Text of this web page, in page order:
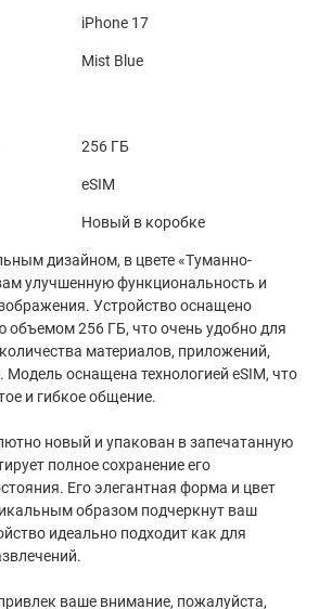
iPhone 17
Mist Blue
256 ГБ
eSIM
Новый в коробке
дизайном, в цвете «Туманно-
улучшенную функциональность и
Устройство оснащено
объемом 256 ГБ, что очень удобно для
материалов, приложений,
оснащена технологией eSIM, что
и гибкое общение.
новый и упакован в запечатанную
полное сохранение его
Его элегантная форма и цвет
образом подчеркнут ваш
идеально подходит как для
ваше внимание, пожалуйста,